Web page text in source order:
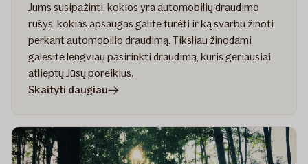
Jums susipažinti, kokios yra automobilių draudimo
rūšys, kokias apsaugas galite turėti ir ką svarbu žinoti
perkant automobilio draudimą. Tiksliau žinodami
galėsite lengviau pasirinkti draudimą, kuris geriausiai
atlieptų Jūsų poreikius.
Skaityti daugiaustraipsnyje
privalomasis
automobilio